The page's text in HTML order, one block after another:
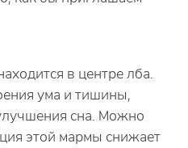
в центре лба.
ума и тишины,
сна. Можно
этой мармы снижает